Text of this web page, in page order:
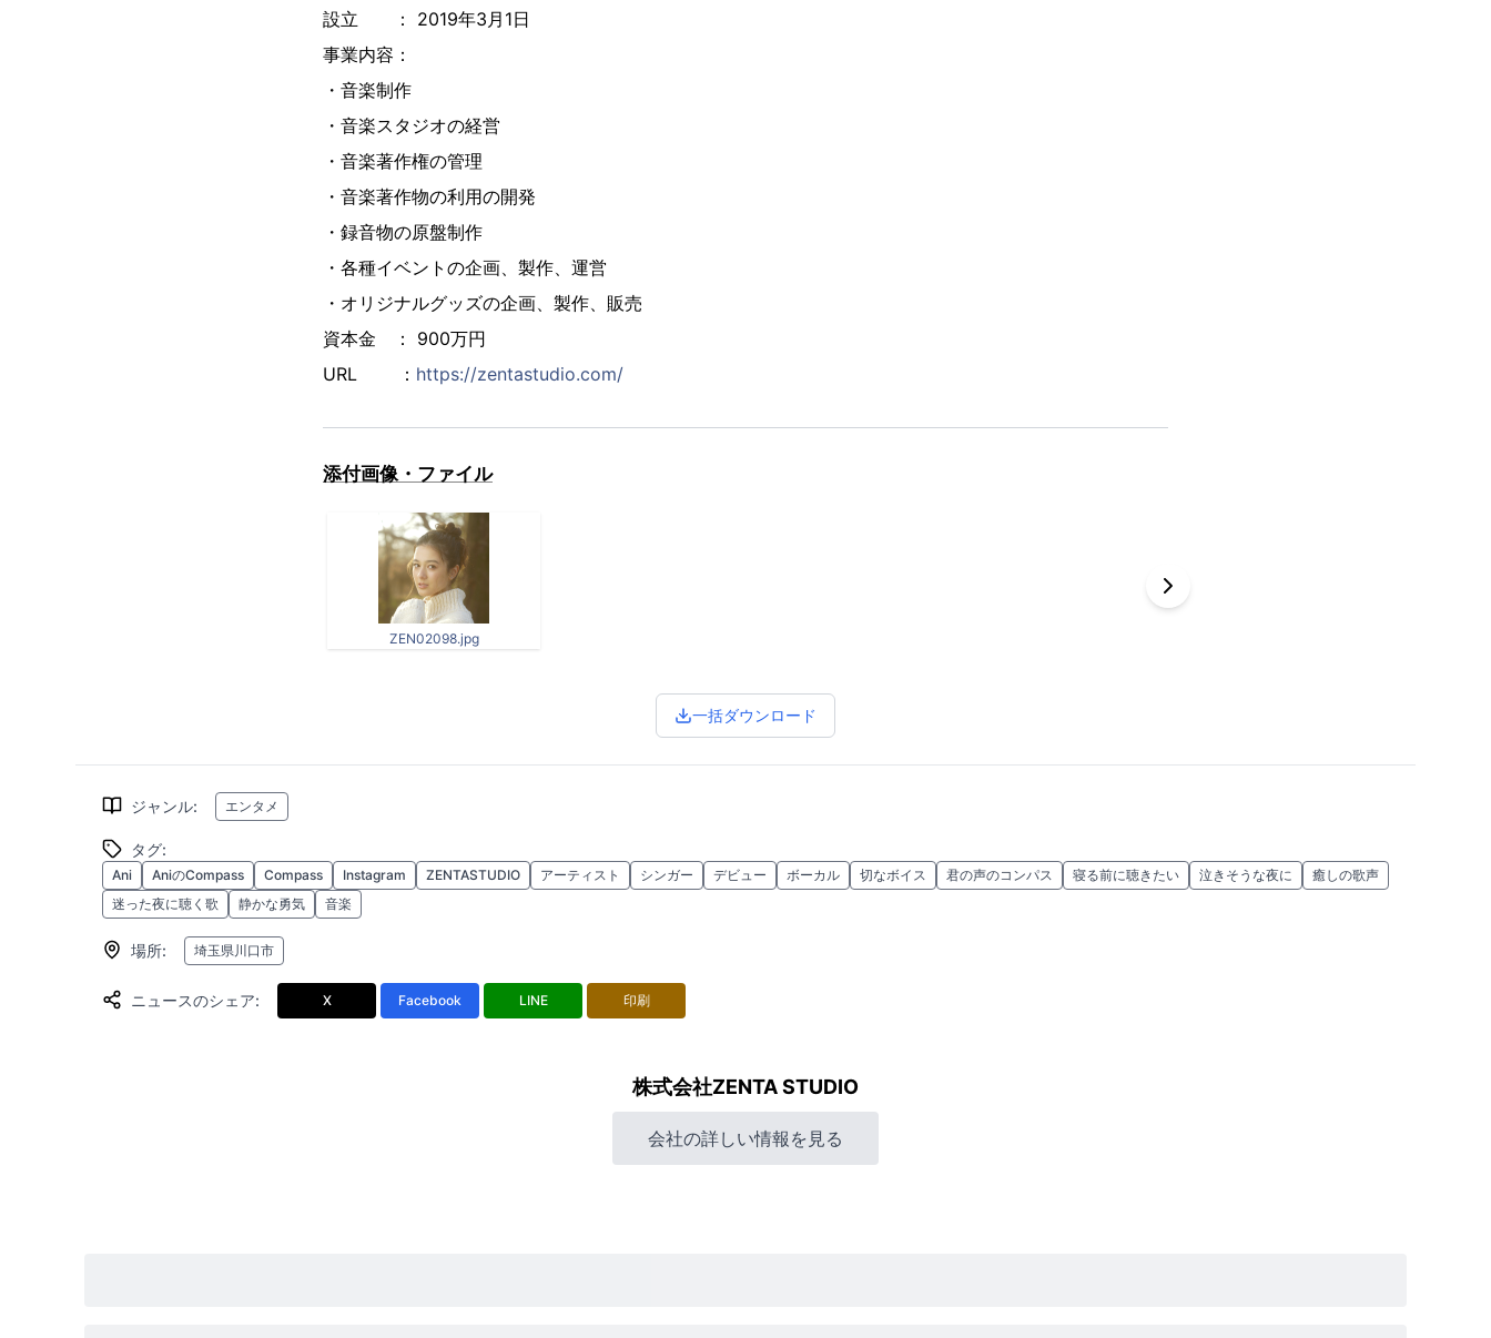
設立 ： 2019年3月1日
事業内容：
・音楽制作
・音楽スタジオの経営
・音楽著作権の管理
・音楽著作物の利用の開発
・録音物の原盤制作
・各種イベントの企画、製作、運営
・オリジナルグッズの企画、製作、販売
資本金 ： 900万円
URL ： https://zentastudio.com/
添付画像・ファイル
ZEN02098.jpg
一括ダウンロード
ジャンル: エンタメ
タグ:
Ani AniのCompass Compass Instagram ZENTASTUDIO アーティスト シンガー デビュー ボーカル 切なボイス 君の声のコンパス 寝る前に聴きたい 泣きそうな夜に
癒しの歌声
迷った夜に聴く歌
静かな勇気 音楽
場所: 埼玉県川口市
ニュースのシェア: X Facebook LINE 印刷
株式会社ZENTA STUDIO
会社の詳しい情報を見る